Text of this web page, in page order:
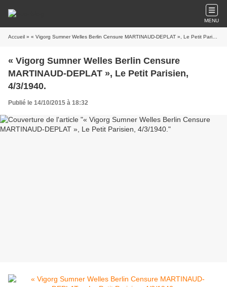
MENU
Accueil » « Vigorg Sumner Welles Berlin Censure MARTINAUD-DEPLAT », Le Petit Parisien, 4/3/1940.
« Vigorg Sumner Welles Berlin Censure
MARTINAUD-DEPLAT », Le Petit Parisien,
4/3/1940.
Publié le 14/10/2015 à 18:32